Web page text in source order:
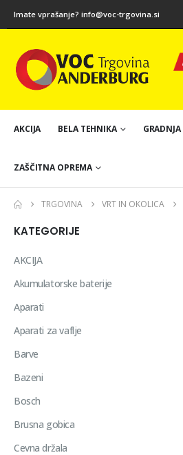
Imate vprašanje? info@voc-trgovina.si
AKCIJA BELA TEHNIKA GRADNJA
ZAŠČITNA OPREMA
TRGOVINA VRT IN OKOLICA
KATEGORIJE
AKCIJA
Akumulatorske baterije
Aparati
Aparati za vaflje
Barve
Bazeni
Bosch
Brusna gobica
Cevna držala